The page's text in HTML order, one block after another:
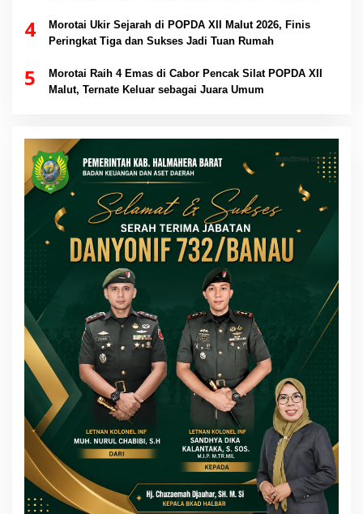
4
Morotai Ukir Sejarah di POPDA XII Malut 2026, Finis
Peringkat Tiga dan Sukses Jadi Tuan Rumah
5
Morotai Raih 4 Emas di Cabor Pencak Silat POPDA XII
Malut, Ternate Keluar sebagai Juara Umum